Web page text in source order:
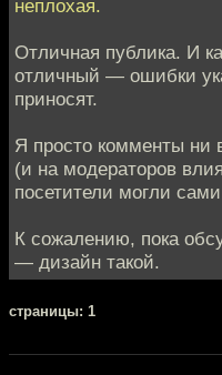
неплохая.
Отличная публика. И
отличный — ошибки
приносят.
Я просто комменты ни
(и на модераторов
посетители могли
К сожалению, пока
— дизайн такой.
cтраницы: 1